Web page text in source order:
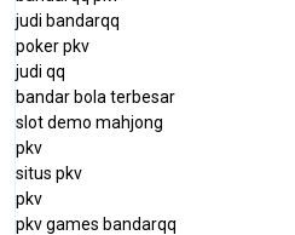
judi bandarqq
poker pkv
judi qq
bandar bola terbesar
slot demo mahjong
pkv
situs pkv
pkv
pkv games bandarqq